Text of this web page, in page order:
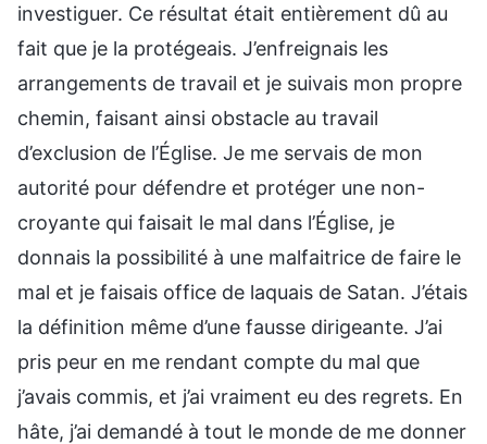
investiguer. Ce résultat était entièrement dû au
fait que je la protégeais. J’enfreignais les
arrangements de travail et je suivais mon propre
chemin, faisant ainsi obstacle au travail
d’exclusion de l’Église. Je me servais de mon
autorité pour défendre et protéger une non-
croyante qui faisait le mal dans l’Église, je
donnais la possibilité à une malfaitrice de faire le
mal et je faisais office de laquais de Satan. J’étais
la définition même d’une fausse dirigeante. J’ai
pris peur en me rendant compte du mal que
j’avais commis, et j’ai vraiment eu des regrets. En
hâte, j’ai demandé à tout le monde de me donner